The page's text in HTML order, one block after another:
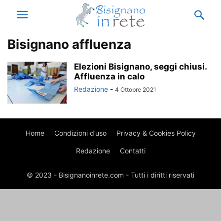
Bisignano affluenza
Elezioni Bisignano, seggi chiusi.
Affluenza in calo
Redazione - 4 Ottobre 2021
Home Condizioni d’uso Privacy & Cookies Policy
Redazione Contatti
© 2023 - Bisignanoinrete.com - Tutti i diritti riservati